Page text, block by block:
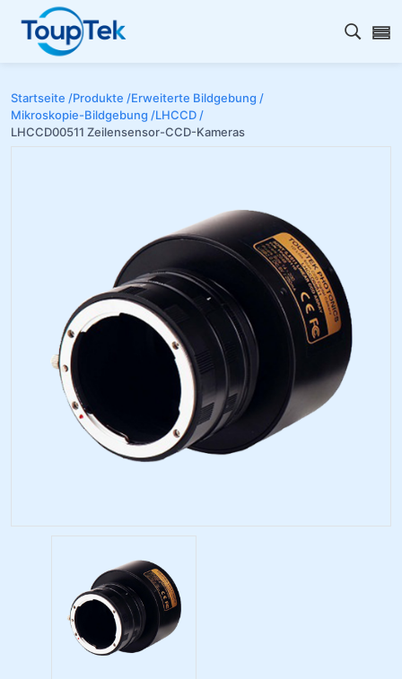
Open
Startseite /Produkte /Erweiterte Bildgebung /
Mikroskopie-Bildgebung /LHCCD /
LHCCD00511 Zeilensensor-CCD-Kameras